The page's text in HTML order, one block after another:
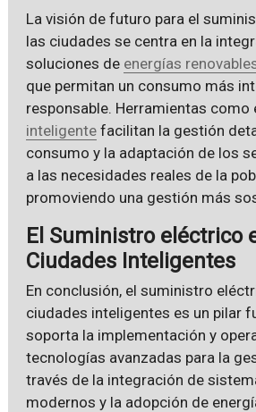
La visión de futuro para el
las ciudades se centra en la
soluciones de energías
que permitan un consumo más
responsable. Herramientas como
inteligentefacilitan la gestión
consumo y la adaptación de los
a las necesidades reales de la
promoviendo una gestión más
El Suministro eléctrico
Ciudades Inteligentes
En conclusión, el suministro
ciudades inteligentes es un pilar
soporta la implementación y
tecnologías avanzadas para la
través de la integración de
modernos y la adopción de